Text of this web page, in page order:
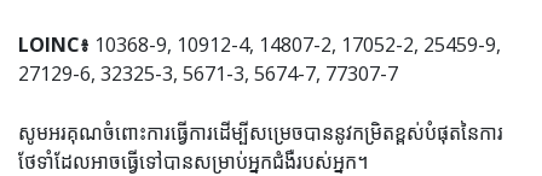
LOINC៖ 10368-9, 10912-4, 14807-2, 17052-2, 25459-9,
27129-6, 32325-3, 5671-3, 5674-7, 77307-7
សូមអរគុណចំពោះការធ្វើការដើម្បីសម្រេចបាននូវកម្រិតខ្ពស់បំផុតនៃការ
ថែទាំដែលអាចធ្វើទៅបានសម្រាប់អ្នកជំងឺរបស់អ្នក។